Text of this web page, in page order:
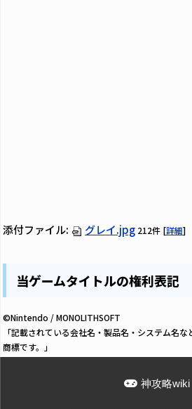
添付ファイル: グレイ.jpg 212件 [詳細]
当ゲームタイトルの権利表記
©Nintendo / MONOLITHSOFT
「記載されている会社名・製品名・システム名
商標です。」
神攻略wiki